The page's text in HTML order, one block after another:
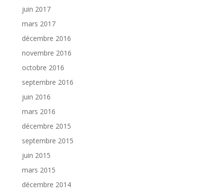
juin 2017
mars 2017
décembre 2016
novembre 2016
octobre 2016
septembre 2016
juin 2016
mars 2016
décembre 2015
septembre 2015
juin 2015
mars 2015
décembre 2014